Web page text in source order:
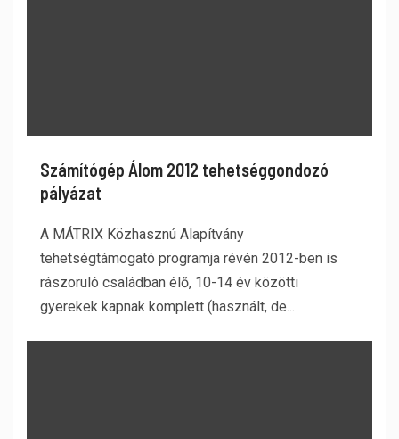
Számítógép Álom 2012 tehetséggondozó
pályázat
A MÁTRIX Közhasznú Alapítvány
tehetségtámogató programja révén 2012-ben is
rászoruló családban élő, 10-14 év közötti
gyerekek kapnak komplett (használt, de...